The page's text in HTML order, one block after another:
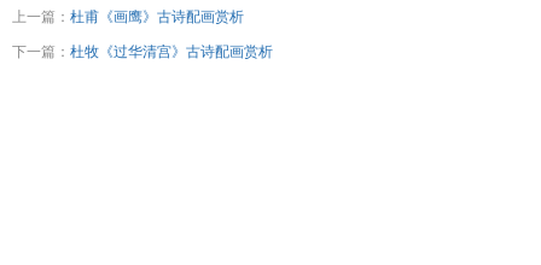
上一篇： 杜甫《画鹰》古诗配画赏析
下一篇： 杜牧《过华清宫》古诗配画赏析